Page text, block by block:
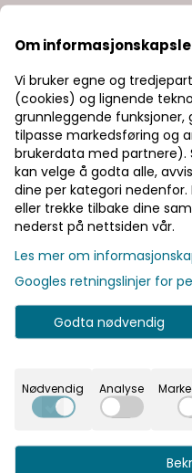
Mario and yoshi
Om
Vi bruker egne og
(cookies) og lignende
grunnleggende funksjoner,
tilpasse markedsføring og
brukerdata med partnere).
kan velge å godta alle,
dine per kategori
eller trekke tilbake dine
nederst på nettsiden vår.
Les mer om
Googles retningslinjer for
Godta nødvendig
Nødvendig Analyse